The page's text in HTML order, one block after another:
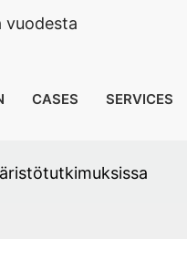
vuodesta
CASES SERVICES